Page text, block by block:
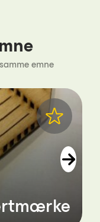
emne